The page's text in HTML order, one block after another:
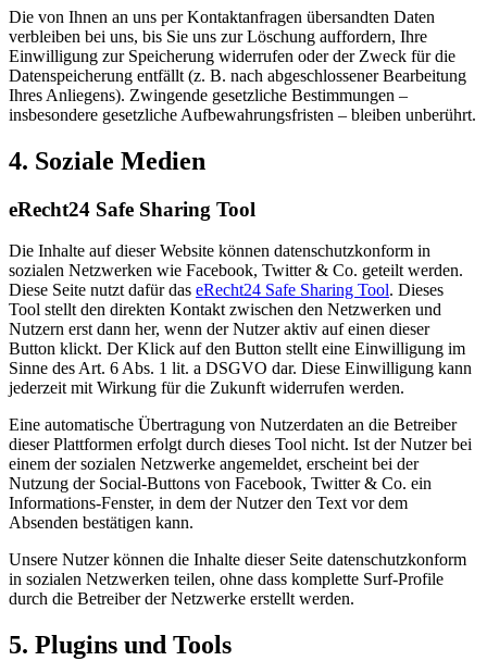
Die von Ihnen an uns per Kontaktanfragen übersandten Daten
verbleiben bei uns, bis Sie uns zur Löschung auffordern, Ihre
Einwilligung zur Speicherung widerrufen oder der Zweck für die
Datenspeicherung entfällt (z. B. nach abgeschlossener Bearbeitung
Ihres Anliegens). Zwingende gesetzliche Bestimmungen –
insbesondere gesetzliche Aufbewahrungsfristen – bleiben unberührt.
4. Soziale Medien
eRecht24 Safe Sharing Tool
Die Inhalte auf dieser Website können datenschutzkonform in
sozialen Netzwerken wie Facebook, Twitter & Co. geteilt werden.
Diese Seite nutzt dafür das eRecht24 Safe Sharing Tool. Dieses
Tool stellt den direkten Kontakt zwischen den Netzwerken und
Nutzern erst dann her, wenn der Nutzer aktiv auf einen dieser
Button klickt. Der Klick auf den Button stellt eine Einwilligung im
Sinne des Art. 6 Abs. 1 lit. a DSGVO dar. Diese Einwilligung kann
jederzeit mit Wirkung für die Zukunft widerrufen werden.
Eine automatische Übertragung von Nutzerdaten an die Betreiber
dieser Plattformen erfolgt durch dieses Tool nicht. Ist der Nutzer bei
einem der sozialen Netzwerke angemeldet, erscheint bei der
Nutzung der Social-Buttons von Facebook, Twitter & Co. ein
Informations-Fenster, in dem der Nutzer den Text vor dem
Absenden bestätigen kann.
Unsere Nutzer können die Inhalte dieser Seite datenschutzkonform
in sozialen Netzwerken teilen, ohne dass komplette Surf-Profile
durch die Betreiber der Netzwerke erstellt werden.
5. Plugins und Tools